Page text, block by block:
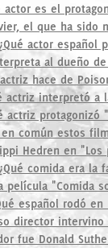
actor es el
el que ha sido
actor español
al dueño
hace de
actriz interpretó a
actriz protagonizó
común estos
Hedren en
¿Qué comida era la
película "Comida
español rodó en
director
fue Donald